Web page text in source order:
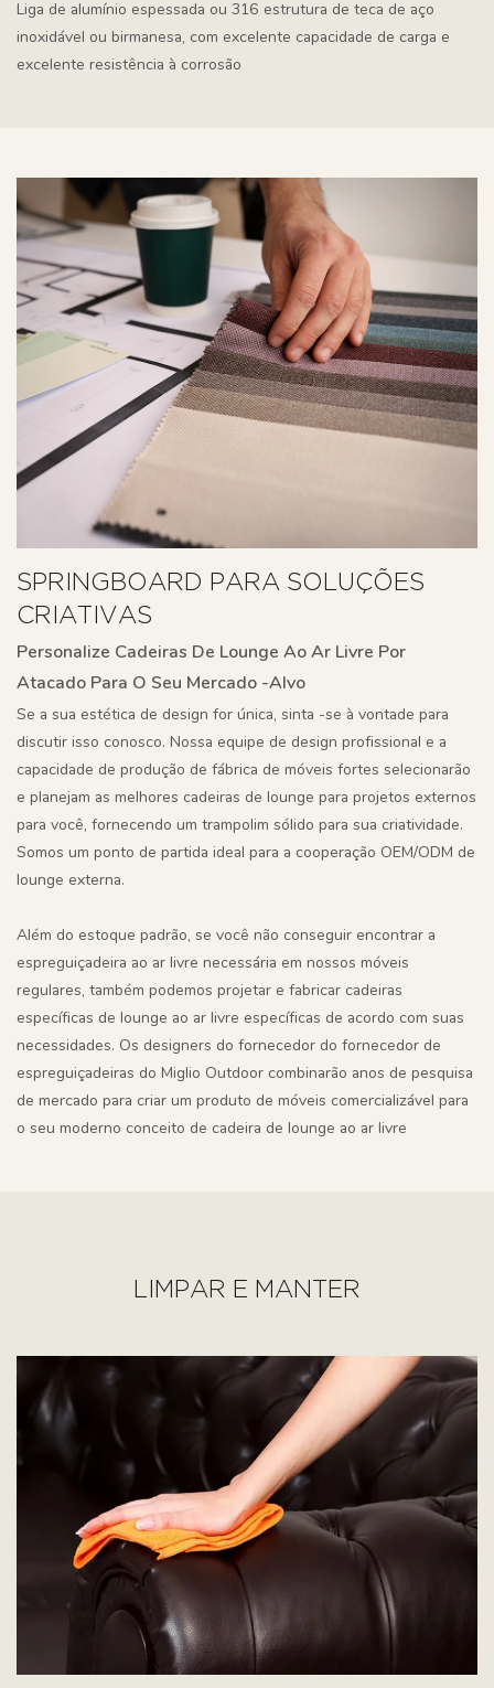
Liga de alumínio espessada ou 316 estrutura de teca de aço
inoxidável ou birmanesa, com excelente capacidade de carga e
excelente resistência à corrosão
SPRINGBOARD PARA SOLUÇÕES
CRIATIVAS
Personalize Cadeiras De Lounge Ao Ar Livre Por
Atacado Para O Seu Mercado -alvo
Se a sua estética de design for única, sinta -se à vontade para
discutir isso conosco. Nossa equipe de design profissional e a
capacidade de produção de fábrica de móveis fortes selecionarão
e planejam as melhores cadeiras de lounge para projetos externos
para você, fornecendo um trampolim sólido para sua criatividade.
Somos um ponto de partida ideal para a cooperação OEM/ODM de
lounge externa.
Além do estoque padrão, se você não conseguir encontrar a
espreguiçadeira ao ar livre necessária em nossos móveis
regulares, também podemos projetar e fabricar cadeiras
específicas de lounge ao ar livre específicas de acordo com suas
necessidades. Os designers do fornecedor do fornecedor de
espreguiçadeiras do Miglio Outdoor combinarão anos de pesquisa
de mercado para criar um produto de móveis comercializável para
o seu moderno conceito de cadeira de lounge ao ar livre